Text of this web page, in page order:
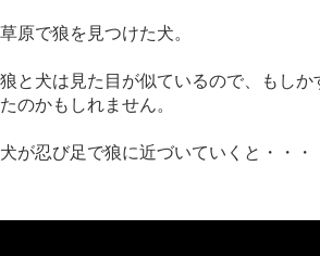
草原で狼を見つけた犬。
狼と犬は見た目が似ているので、もしか
たのかもしれません。
犬が忍び足で狼に近づいていくと・・・